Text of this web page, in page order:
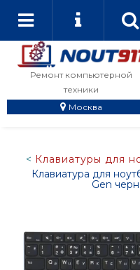
Ремонт компьютерной
техники
Москва
Клавиатуры для
Клавиатура для
Gen